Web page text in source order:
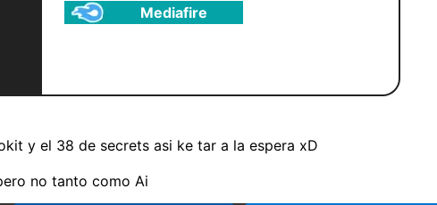
Mediafire
y el 38 de secrets asi ke tar a la espera xD
no tanto como Ai